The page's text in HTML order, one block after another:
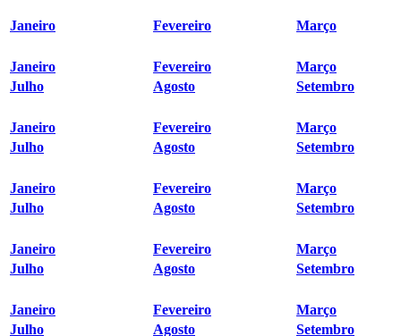
Janeiro Fevereiro Março
Janeiro Fevereiro
Março
Julho
Agosto Setembro
Janeiro Fevereiro
Março
Julho
Agosto Setembro
Janeiro Fevereiro
Março
Julho
Agosto Setembro
Janeiro Fevereiro
Março
Julho
Agosto Setembro
Janeiro Fevereiro
Março
Julho
Agosto Setembro